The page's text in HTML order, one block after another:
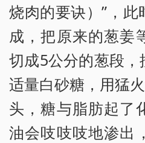
烧肉的要诀）”，
成，把原来的葱姜
切成5公分的葱段
适量白砂糖，用猛
头，糖与脂肪起了
油会吱吱吱地渗出